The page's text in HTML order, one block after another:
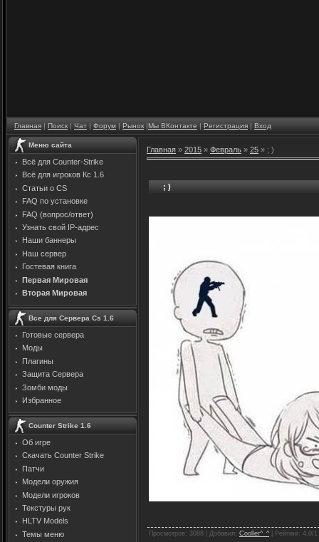
Главная | Поиск | Чат | Форум | Рынок |Мы ВКонтакте | Регистрация | Вход
Меню сайта
Всё для Counter-Strike
Всё для игроков Кс 1.6
Статьи о CS
FAQ по установке
FAQ (вопрос/ответ)
Узнать свой IP-адрес
Наши баннеры
Наш сервер
Гостевая книга
Первая Мировая
Вторая Мировая
Все для Сервера Cs 1.6
Готовые сервера
Моды
Плагины
Защита Cервера
Зомби моды
Избранное
Counter Strike 1.6
Об игре
Скачать Counter Strike
Патчи
Модели оружия
Модели игроков
Текстуры рук
HLTV Models
Темы меню
Главная » 2015 » Февраль » 25 » ; )
; )
Просмотров : 3088 | Добавил: Cooller^_^ Рейтинг: 4.0/ 1